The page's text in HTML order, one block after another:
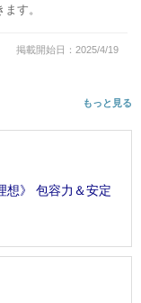
す。
掲載開始日：2025/4/19
もっと見る
想》 包容力＆安定